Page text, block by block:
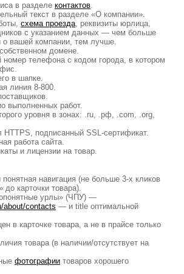
в разделе контактов.
текст в разделе «О компании».
схема проезда, реквизиты юрлица,
с указанием данных — чем больше
о вашей компании, тем лучше.
домене.
номер телефона с кодом города, в котором
в шапке.
линия 8-800.
выполненных работ.
уровня в зонах: .ru, .рф, .com, .org,
HTTPS, подписанный SSL-сертификат.
работа сайта.
и лицензии на товар.
понятная навигация (не больше 3-х кликов
до карточки товара).
урлы» (ЧПУ) —
about/contacts — и title оптимальной
в карточке товара, а не в прайсе только
товара (в наличии/отсутствует на
фотографии товаров хорошего